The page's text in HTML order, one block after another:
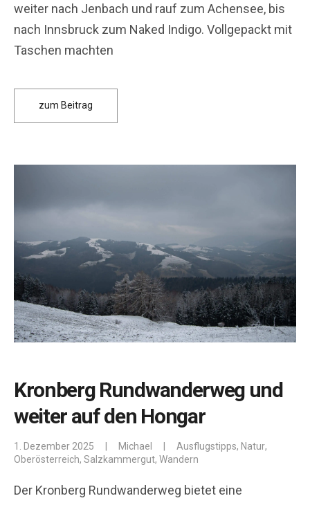
weiter nach Jenbach und rauf zum Achensee, bis
nach Innsbruck zum Naked Indigo. Vollgepackt mit
Taschen machten
zum Beitrag
Kronberg Rundwanderweg und
weiter auf den Hongar
1. Dezember 2025 Michael Ausflugstipps, Natur,
Oberösterreich, Salzkammergut, Wandern
Der Kronberg Rundwanderweg bietet eine